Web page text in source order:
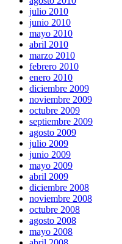
julio 2010
junio 2010
mayo 2010
abril 2010
marzo 2010
febrero 2010
enero 2010
diciembre 2009
noviembre 2009
octubre 2009
septiembre 2009
agosto 2009
julio 2009
junio 2009
mayo 2009
abril 2009
diciembre 2008
noviembre 2008
octubre 2008
agosto 2008
mayo 2008